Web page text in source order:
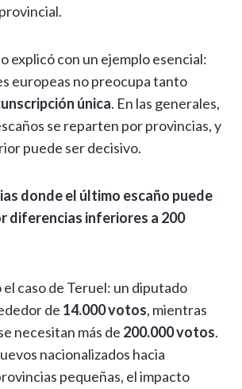
explicó con un ejemplo esencial:
europeas no preocupa tanto
única. En las generales,
se reparten por provincias, y
puede ser decisivo.
donde el último escaño puede
diferencias inferiores a 200
el caso de Teruel: un diputado
de 14.000 votos, mientras
necesitan más de 200.000 votos.
nacionalizados hacia
pequeñas, el impacto